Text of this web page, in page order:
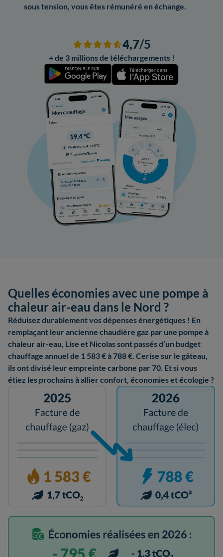
sous tension, vous êtes rémunéré en échange.
4,7/5
+ de 3 millions de téléchargements !
Quelles économies avec une pompe à
chaleur air-eau dans le Nord ?
Réduisez durablement vos dépenses énergétiques ! En
remplaçant leur ancienne chaudière gaz par une pompe à
chaleur air-eau, Lise et Nicolas sont passés d’un budget
chauffage annuel de 1 583 € à 788 €. Cerise sur le gâteau,
ils ont divisé leur empreinte carbone par 70. Et si vous
étiez les prochains à allier confort, économies et écologie ?